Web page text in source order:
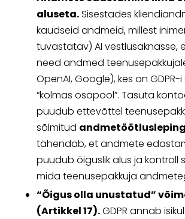
aluseta.Sisestades
kaudseid andmeid, millest
tuvastatav) AI vestlusaknasse,
need andmed
OpenAI, Google), kes on
“kolmas osapool”. Tasuta
puudub ettevõttel
sõlmitud andmetöötlusleping
tähendab, et andmete
puudub õiguslik alus ja kontroll
mida teenusepakkuja
“Õigus olla unustatud”
(Artikkel 17).GDPR annab